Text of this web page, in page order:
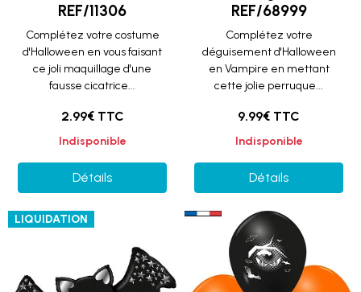
REF/11306
Complétez votre costume
d'Halloween en vous faisant
ce joli maquillage d'une
fausse cicatrice...
2.99€ TTC
Indisponible
Détails
REF/68999
Complétez votre
déguisement d'Halloween
en Vampire en mettant
cette jolie perruque...
9.99€ TTC
Indisponible
Détails
LIQUIDATION